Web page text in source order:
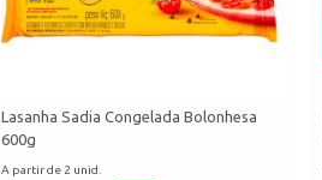
Lasanha Sadia Congelada Bolonhesa
600g
A partir de 2 unid.